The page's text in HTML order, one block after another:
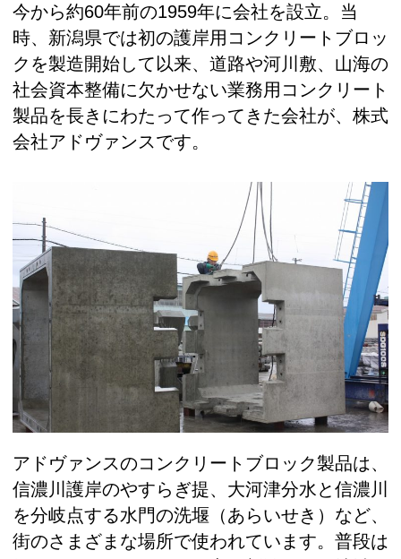
今から約60年前の1959年に会社を設立。当
時、新潟県では初の護岸用コンクリートブロッ
クを製造開始して以来、道路や河川敷、山海の
社会資本整備に欠かせない業務用コンクリート
製品を長きにわたって作ってきた会社が、株式
会社アドヴァンスです。
アドヴァンスのコンクリートブロック製品は、
信濃川護岸のやすらぎ提、大河津分水と信濃川
を分岐点する水門の洗堰（あらいせき）など、
街のさまざまな場所で使われています。普段は